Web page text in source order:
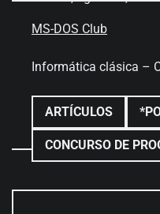
MS-DOS Club
Informática clásica –
ARTÍCULOS
CONCURSO DE